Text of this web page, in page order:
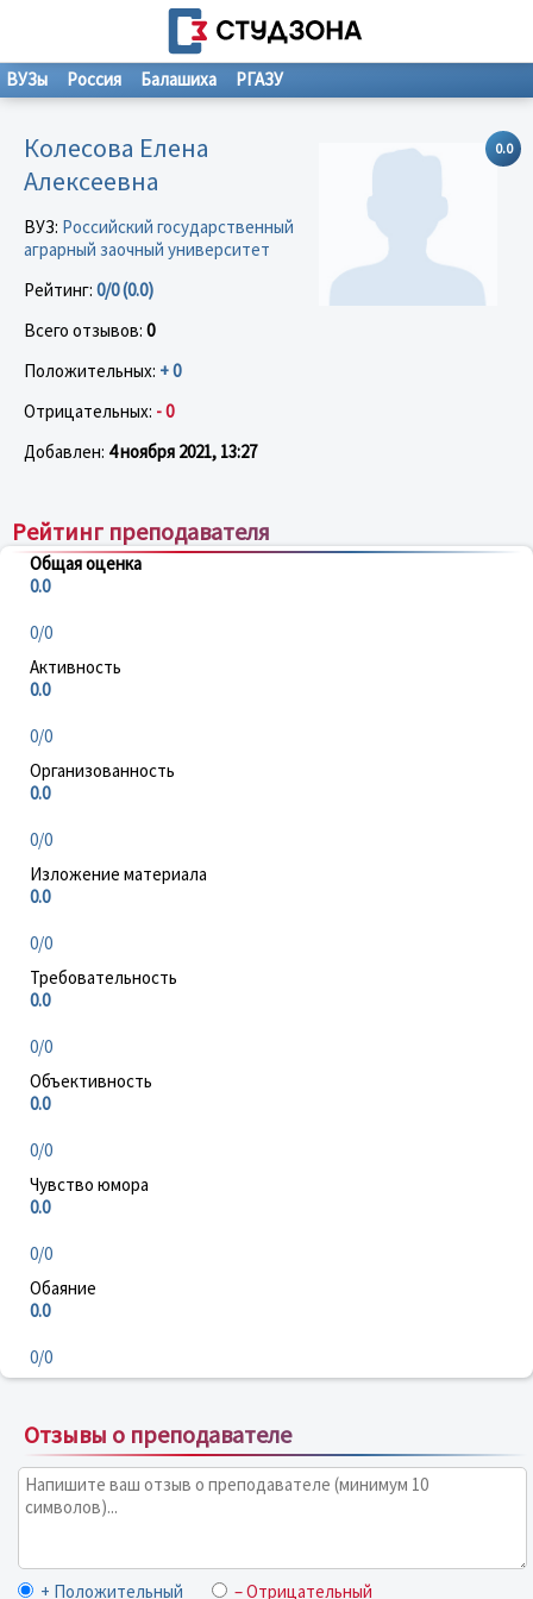
ВУЗы Россия Балашиха РГАЗУ
0.0
Колесова Елена
Алексеевна
ВУЗ: Российский государственный
аграрный заочный университет
Рейтинг: 0/0 (0.0)
Всего отзывов: 0
Положительных: + 0
Отрицательных: - 0
Добавлен: 4 ноября 2021, 13:27
Рейтинг преподавателя
Общая оценка
0.0
0/0
Активность
0.0
0/0
Организованность
0.0
0/0
Изложение материала
0.0
0/0
Требовательность
0.0
0/0
Объективность
0.0
0/0
Чувство юмора
0.0
0/0
Обаяние
0.0
0/0
Отзывы о преподавателе
+ Положительный – Отрицательный